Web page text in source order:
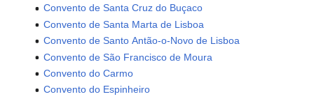
Convento de Santa Cruz do Buçaco
Convento de Santa Marta de Lisboa
Convento de Santo Antão-o-Novo de Lisboa
Convento de São Francisco de Moura
Convento do Carmo
Convento do Espinheiro